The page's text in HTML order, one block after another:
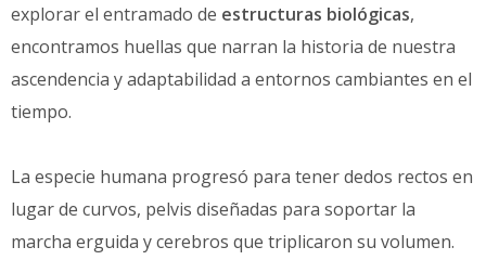
explorar el entramado de estructuras biológicas,
encontramos huellas que narran la historia de nuestra
ascendencia y adaptabilidad a entornos cambiantes en el
tiempo.
La especie humana progresó para tener dedos rectos en
lugar de curvos, pelvis diseñadas para soportar la
marcha erguida y cerebros que triplicaron su volumen.